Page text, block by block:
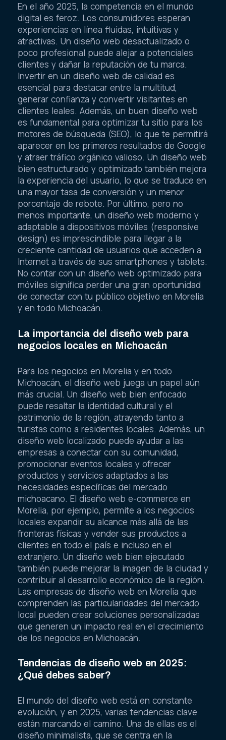
En el año 2025, la competencia en el mundo
digital es feroz. Los consumidores esperan
experiencias en línea fluidas, intuitivas y
atractivas. Un diseño web desactualizado o
poco profesional puede alejar a potenciales
clientes y dañar la reputación de tu marca.
Invertir en un diseño web de calidad es
esencial para destacar entre la multitud,
generar confianza y convertir visitantes en
clientes leales. Además, un buen diseño web
es fundamental para optimizar tu sitio para los
motores de búsqueda (SEO), lo que te permitirá
aparecer en los primeros resultados de Google
y atraer tráfico orgánico valioso. Un diseño web
bien estructurado y optimizado también mejora
la experiencia del usuario, lo que se traduce en
una mayor tasa de conversión y un menor
porcentaje de rebote. Por último, pero no
menos importante, un diseño web moderno y
adaptable a dispositivos móviles (responsive
design) es imprescindible para llegar a la
creciente cantidad de usuarios que acceden a
Internet a través de sus smartphones y tablets.
No contar con un diseño web optimizado para
móviles significa perder una gran oportunidad
de conectar con tu público objetivo en Morelia
y en todo Michoacán.
La importancia del diseño web para
negocios locales en Michoacán
Para los negocios en Morelia y en todo
Michoacán, el diseño web juega un papel aún
más crucial. Un diseño web bien enfocado
puede resaltar la identidad cultural y el
patrimonio de la región, atrayendo tanto a
turistas como a residentes locales. Además, un
diseño web localizado puede ayudar a las
empresas a conectar con su comunidad,
promocionar eventos locales y ofrecer
productos y servicios adaptados a las
necesidades específicas del mercado
michoacano. El diseño web e-commerce en
Morelia, por ejemplo, permite a los negocios
locales expandir su alcance más allá de las
fronteras físicas y vender sus productos a
clientes en todo el país e incluso en el
extranjero. Un diseño web bien ejecutado
también puede mejorar la imagen de la ciudad y
contribuir al desarrollo económico de la región.
Las empresas de diseño web en Morelia que
comprenden las particularidades del mercado
local pueden crear soluciones personalizadas
que generen un impacto real en el crecimiento
de los negocios en Michoacán.
Tendencias de diseño web en 2025:
¿Qué debes saber?
El mundo del diseño web está en constante
evolución, y en 2025, varias tendencias clave
están marcando el camino. Una de ellas es el
diseño minimalista, que se centra en la